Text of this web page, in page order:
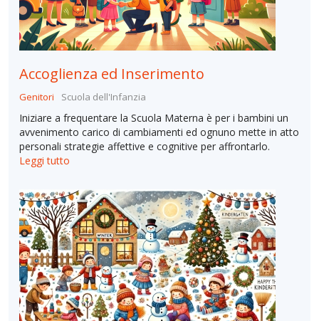
Accoglienza ed Inserimento
Genitori Scuola dell'Infanzia
Iniziare a frequentare la Scuola Materna è per i bambini un
avvenimento carico di cambiamenti ed ognuno mette in atto
personali strategie affettive e cognitive per affrontarlo.
Leggi tutto